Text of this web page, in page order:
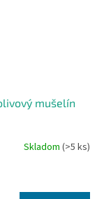
mušelín
Skladom (>5 ks)